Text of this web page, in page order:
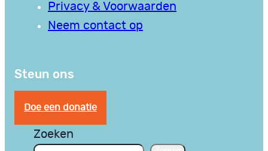
Privacy & Voorwaarden
Neem contact op
Steun ons
Doe een donatie
Zoeken